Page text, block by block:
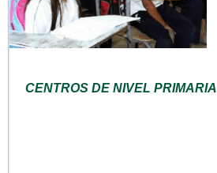
CENTROS DE NIVEL PRIMARIA